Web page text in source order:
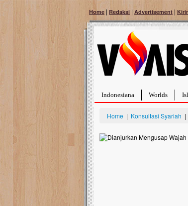
Home | Redaksi | Advertisement |
Indonesiana Worlds
Home | Konsultasi Syariah |